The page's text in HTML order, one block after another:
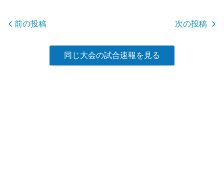
o
前の投稿 次の投稿
同じ大会の試合速報を見る